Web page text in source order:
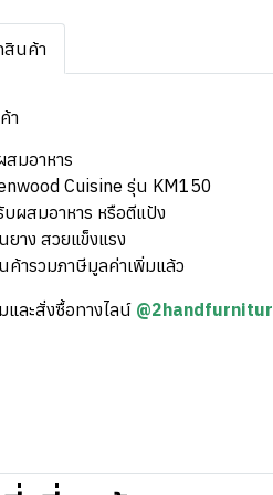
สินค้า
า
สมอาหาร
Cuisine รุ่น KM150
บผสมอาหาร หรือตีแป้ง
ยาง สวยแข็งแรง
ค้ารวมภาษีมูลค่าเพิ่มแล้ว
ละสั่งซื้อทางไลน์